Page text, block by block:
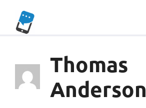
indhold
Thomas
Anderson